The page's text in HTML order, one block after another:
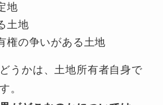
地
土地
権の争いがある土地
うかは、土地所有者自身で
。